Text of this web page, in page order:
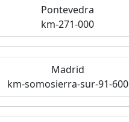
Pontevedra
km-271-000
Madrid
km-somosierra-sur-91-600